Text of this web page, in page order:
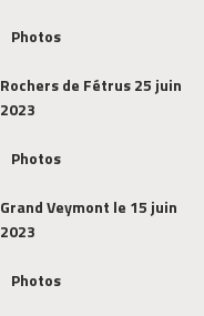
Photos
Rochers de Fétrus 25 juin
2023
Photos
Grand Veymont le 15 juin
2023
Photos